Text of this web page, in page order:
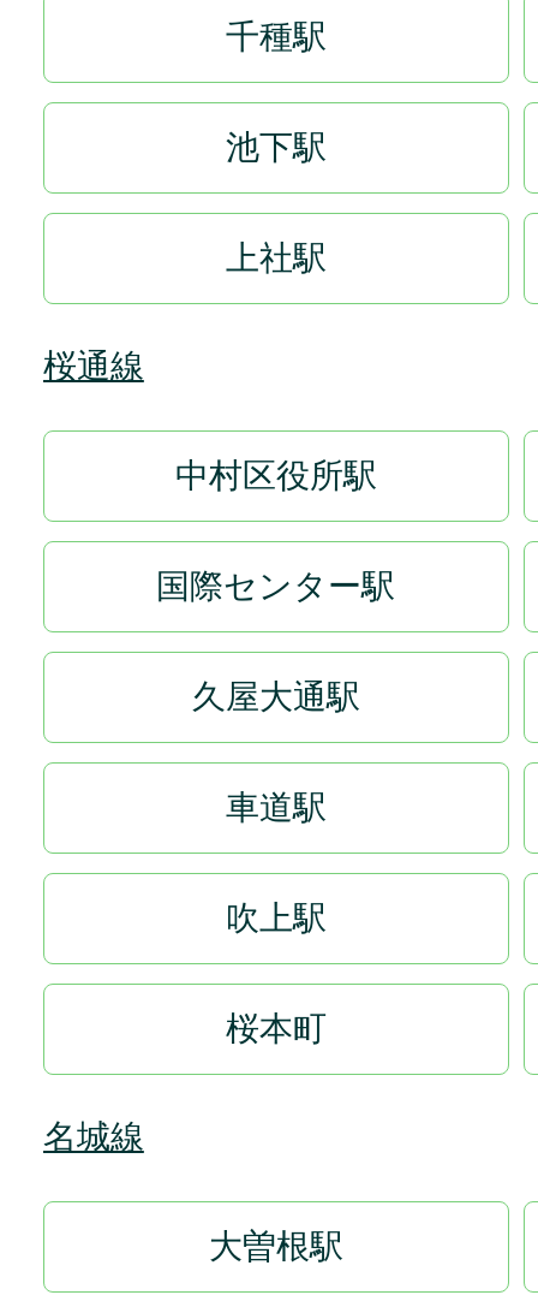
千種駅
池下駅
上社駅
桜通線
中村区役所駅
国際センター駅
久屋大通駅
車道駅
吹上駅
桜本町
名城線
大曽根駅